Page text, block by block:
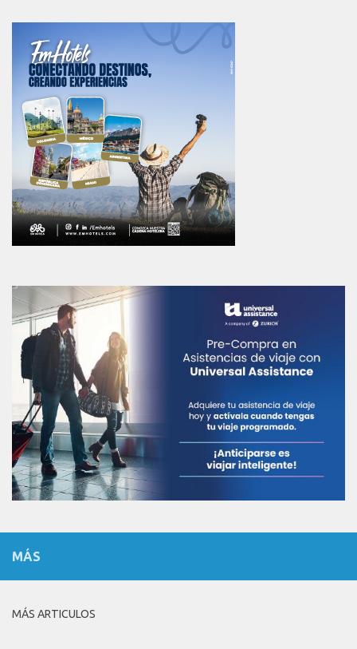
MÁS
MÁS ARTICULOS